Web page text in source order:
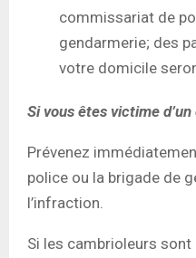
commissariat de
gendarmerie; des
votre domicile
Si vous êtes victime
Prévenez
police ou la brigade de
l’infraction.
Si les cambrioleurs sont